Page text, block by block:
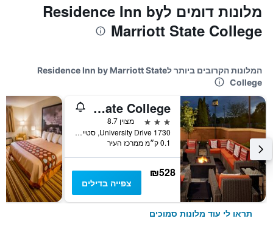
מלונות דומים לResidence Inn by
Marriott State College
המלונות הקרובים ביותר לResidence Inn by Marriott State
College
Courtyard by Marriott State College
3 כוכבים
מצוין 8.7
1730 University Drive, סטייט קולג', PA, ארצות הברית
0.1 ק״מ ממרכז העיר
₪528
צפייה בדילים
תראו לי עוד מלונות סמוכים